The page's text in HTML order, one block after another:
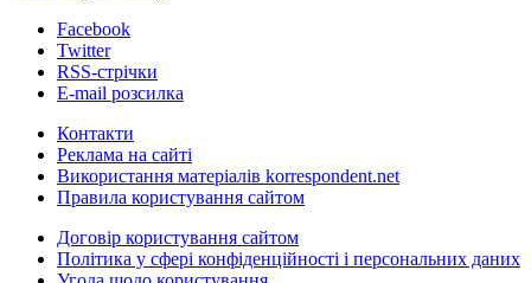
Facebook
Twitter
RSS-стрічки
E-mail розсилка
Контакти
Реклама на сайті
Використання матеріалів korrespondent.net
Правила користування сайтом
Договір користування сайтом
Політика у сфері конфіденційності і персональних даних